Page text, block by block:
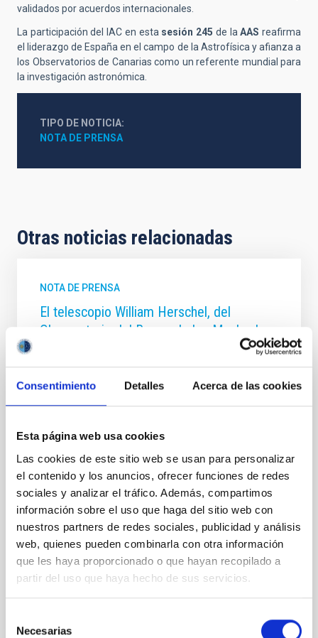
Consentimiento Detalles Acerca de las cookies
Esta página web usa cookies
Las cookies de este sitio web se usan para personalizar
el contenido y los anuncios, ofrecer funciones de redes
sociales y analizar el tráfico. Además, compartimos
información sobre el uso que haga del sitio web con
nuestros partners de redes sociales, publicidad y análisis
web, quienes pueden combinarla con otra información
que les haya proporcionado o que hayan recopilado a
partir del uso que haya hecho de sus servicios.
Necesarias
validados por acuerdos internacionales.
La participación del IAC en esta sesión 245 de laAAS reafirma
el liderazgo de España en el campo de la Astrofísica y afianza a
los Observatorios de Canarias como un referente mundial para
la investigación astronómica.
TIPO DE NOTICIA
NOTA DE PRENSA
Otras noticias relacionadas
NOTA DE PRENSA
El telescopio William Herschel, del
Observatorio del Roque de los Muchachos,
halla una misteriosa ‘barra’ de hierro en la
Nebulosa del Anillo
Una investigación realizada con el nuevo
espectrógrafo WEAVE, instalado en el Telescopio
de los Muchachos (La Palma), y en cuya construcción
(IAC), ha hallado una misteriosa nube de hierro en
forma de barra dentro de la icónica Nebulosa del
Anillo. El estudio ha sido desarrollado por un equipo
europeo dirigido por astrónomos del University
College London (UCL) y la Universidad de Cardiff, en
el que se incluyen investigadores del IAC. La nube de
átomos de hierro, descrita por primera vez
Fecha de publicación 16/01/2026 - 14:17:50